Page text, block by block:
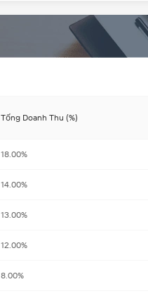
Tổng Doanh Thu (%)
18.00%
14.00%
13.00%
12.00%
8.00%